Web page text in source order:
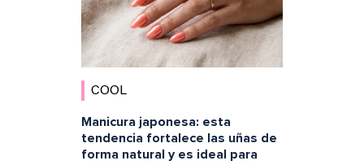
COOL
Manicura japonesa: esta
tendencia fortalece las uñas de
forma natural y es ideal para